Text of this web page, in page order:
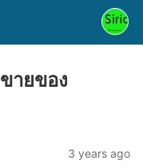
ายของ
3 years ago